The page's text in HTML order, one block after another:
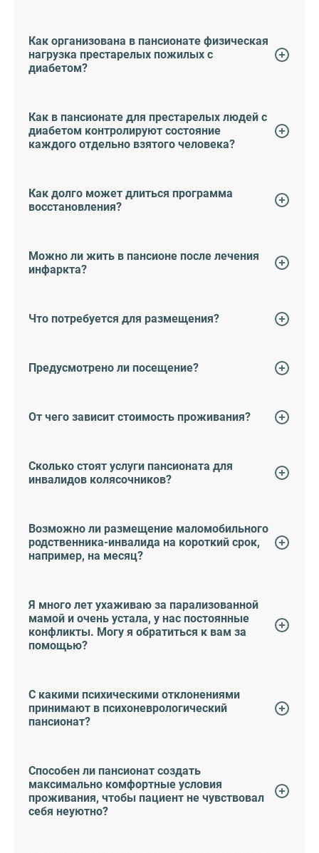
Как организована в пансионате физическая
нагрузка престарелых пожилых с
диабетом?
Как в пансионате для престарелых людей с
диабетом контролируют состояние
каждого отдельно взятого человека?
Как долго может длиться программа
восстановления?
Можно ли жить в пансионе после лечения
инфаркта?
Что потребуется для размещения?
Предусмотрено ли посещение?
От чего зависит стоимость проживания?
Сколько стоят услуги пансионата для
инвалидов колясочников?
Возможно ли размещение маломобильного
родственника-инвалида на короткий срок,
например, на месяц?
Я много лет ухаживаю за парализованной
мамой и очень устала, у нас постоянные
конфликты. Могу я обратиться к вам за
помощью?
С какими психическими отклонениями
принимают в психоневрологический
пансионат?
Способен ли пансионат создать
максимально комфортные условия
проживания, чтобы пациент не чувствовал
себя неуютно?